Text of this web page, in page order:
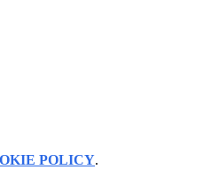
POLICY.